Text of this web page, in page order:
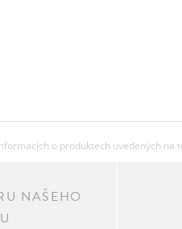
o produktech uvedených
NAŠEHO